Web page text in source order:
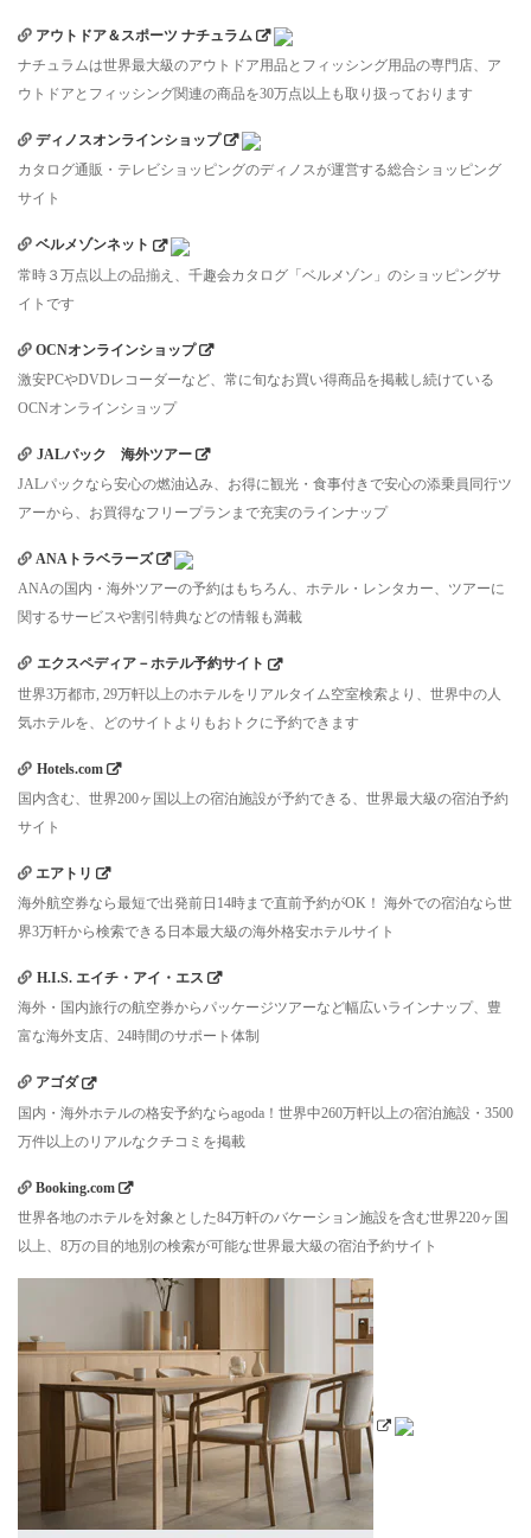
アウトドア＆スポーツ ナチュラム
ナチュラムは世界最大級のアウトドア用品とフィッシング用品の専門店、ア
ウトドアとフィッシング関連の商品を30万点以上も取り扱っております
ディノスオンラインショップ
カタログ通販・テレビショッピングのディノスが運営する総合ショッピング
サイト
ベルメゾンネット
常時３万点以上の品揃え、千趣会カタログ「ベルメゾン」のショッピングサ
イトです
OCNオンラインショップ
激安PCやDVDレコーダーなど、常に旬なお買い得商品を掲載し続けている
OCNオンラインショップ
JALパック 海外ツアー
JALパックなら安心の燃油込み、お得に観光・食事付きで安心の添乗員同行ツ
アーから、お買得なフリープランまで充実のラインナップ
ANAトラベラーズ
ANAの国内・海外ツアーの予約はもちろん、ホテル・レンタカー、ツアーに
関するサービスや割引特典などの情報も満載
エクスペディア－ホテル予約サイト
世界3万都市, 29万軒以上のホテルをリアルタイム空室検索より、世界中の人
気ホテルを、どのサイトよりもおトクに予約できます
Hotels.com
国内含む、世界200ヶ国以上の宿泊施設が予約できる、世界最大級の宿泊予約
サイト
エアトリ
海外航空券なら最短で出発前日14時まで直前予約がOK！ 海外での宿泊なら世
界3万軒から検索できる日本最大級の海外格安ホテルサイト
H.I.S. エイチ・アイ・エス
海外・国内旅行の航空券からパッケージツアーなど幅広いラインナップ、豊
富な海外支店、24時間のサポート体制
アゴダ
国内・海外ホテルの格安予約ならagoda！世界中260万軒以上の宿泊施設・3500
万件以上のリアルなクチコミを掲載
Booking.com
世界各地のホテルを対象とした84万軒のバケーション施設を含む世界220ヶ国
以上、8万の目的地別の検索が可能な世界最大級の宿泊予約サイト